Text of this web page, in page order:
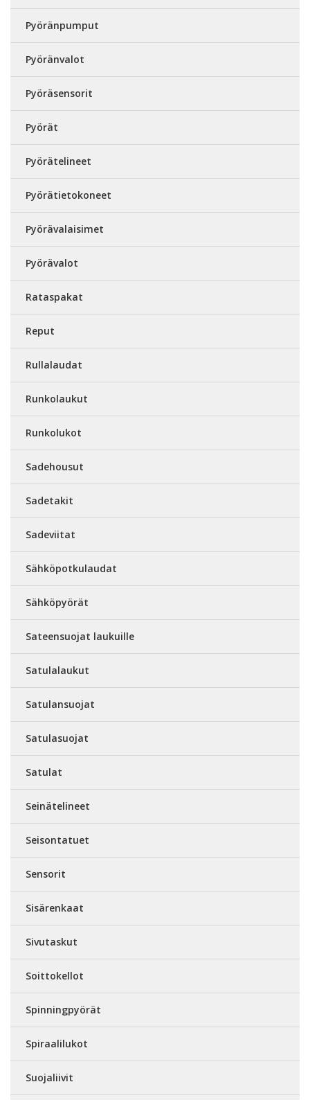
Pyöränpumput
Pyöränvalot
Pyöräsensorit
Pyörät
Pyörätelineet
Pyörätietokoneet
Pyörävalaisimet
Pyörävalot
Rataspakat
Reput
Rullalaudat
Runkolaukut
Runkolukot
Sadehousut
Sadetakit
Sadeviitat
Sähköpotkulaudat
Sähköpyörät
Sateensuojat laukuille
Satulalaukut
Satulansuojat
Satulasuojat
Satulat
Seinätelineet
Seisontatuet
Sensorit
Sisärenkaat
Sivutaskut
Soittokellot
Spinningpyörät
Spiraalilukot
Suojaliivit